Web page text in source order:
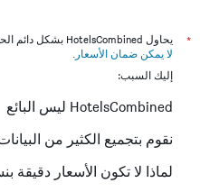
*
يحاول HotelsCombined بشكل دائم الحصول على الأسعار الدقيقة، ولكن
لا يمكن ضمان الأسعار .
إليك السبب:
HotelsCombined ليس البائع
نقوم بتجميع الكثير من
لماذا لا تكون الأسعار دقيقة بنسبة